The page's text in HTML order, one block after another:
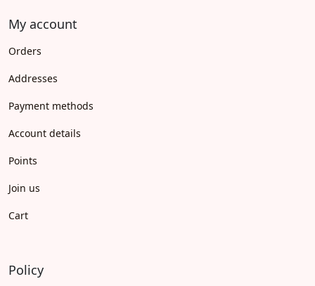
My account
Orders
Addresses
Payment methods
Account details
Points
Join us
Cart
Policy